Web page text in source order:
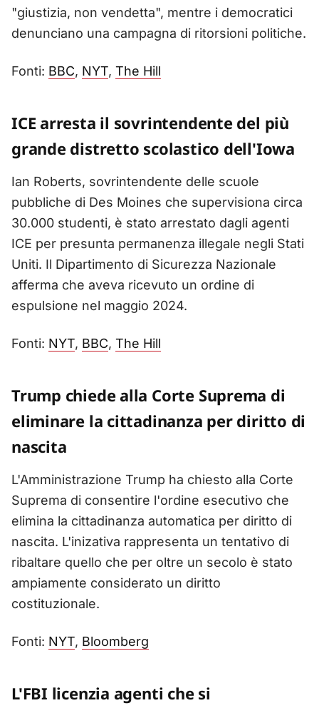
"giustizia, non vendetta", mentre i democratici
denunciano una campagna di ritorsioni politiche.
Fonti: BBC, NYT, The Hill
ICE arresta il sovrintendente del più
grande distretto scolastico dell'Iowa
Ian Roberts, sovrintendente delle scuole
pubbliche di Des Moines che supervisiona circa
30.000 studenti, è stato arrestato dagli agenti
ICE per presunta permanenza illegale negli Stati
Uniti. Il Dipartimento di Sicurezza Nazionale
afferma che aveva ricevuto un ordine di
espulsione nel maggio 2024.
Fonti: NYT, BBC, The Hill
Trump chiede alla Corte Suprema di
eliminare la cittadinanza per diritto di
nascita
L'Amministrazione Trump ha chiesto alla Corte
Suprema di consentire l'ordine esecutivo che
elimina la cittadinanza automatica per diritto di
nascita. L'inizativa rappresenta un tentativo di
ribaltare quello che per oltre un secolo è stato
ampiamente considerato un diritto
costituzionale.
Fonti: NYT, Bloomberg
L'FBI licenzia agenti che si